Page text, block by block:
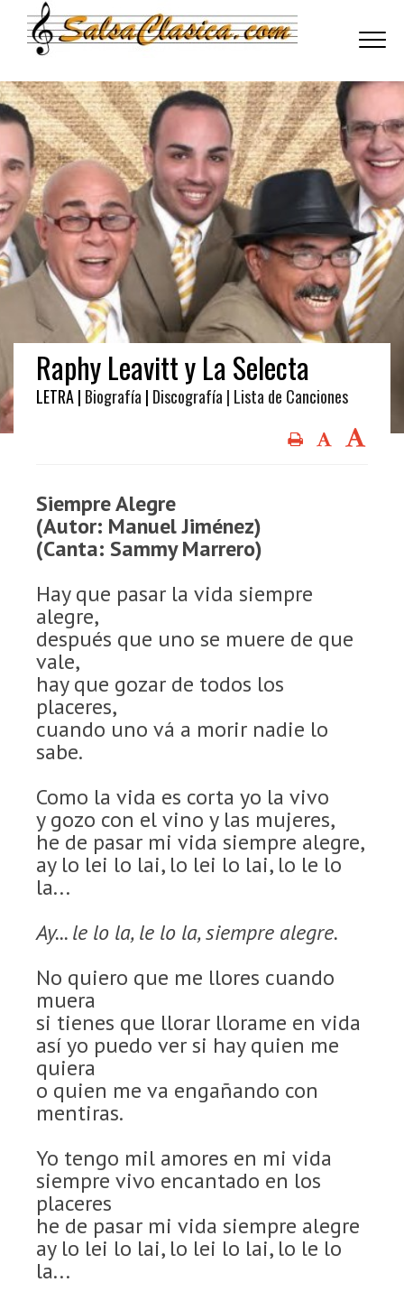
Raphy Leavitt y La Selecta
LETRA | Biografía | Discografía | Lista de Canciones
Siempre Alegre
(Autor: Manuel Jiménez)
(Canta: Sammy Marrero)
Hay que pasar la vida siempre
alegre,
después que uno se muere de que
vale,
hay que gozar de todos los
placeres,
cuando uno vá a morir nadie lo
sabe.
Como la vida es corta yo la vivo
y gozo con el vino y las mujeres,
he de pasar mi vida siempre alegre,
ay lo lei lo lai, lo lei lo lai, lo le lo
la...
Ay... le lo la, le lo la, siempre alegre.
No quiero que me llores cuando
muera
si tienes que llorar llorame en vida
así yo puedo ver si hay quien me
quiera
o quien me va engañando con
mentiras.
Yo tengo mil amores en mi vida
siempre vivo encantado en los
placeres
he de pasar mi vida siempre alegre
ay lo lei lo lai, lo lei lo lai, lo le lo
la...